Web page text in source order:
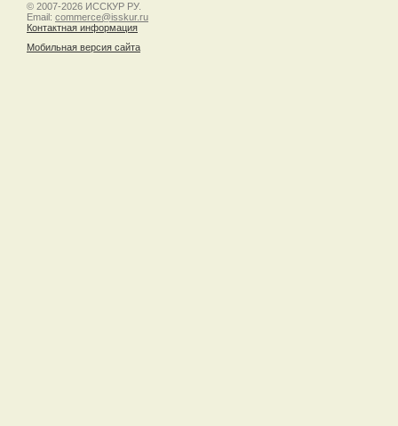
© 2007-2026 ИССКУР РУ.
Email: commerce@isskur.ru
Контактная информация
Мобильная версия сайта